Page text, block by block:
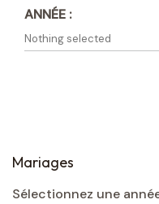
ANNÉE :
Nothing selected
Mariages
Sélectionnez une